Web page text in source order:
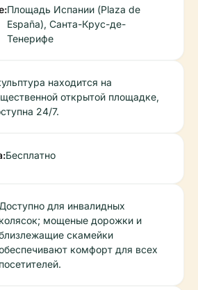
Площадь Испании (Plaza de
España), Санта-Крус-де-
Тенерифе
находится на
открытой площадке,
24/7.
Бесплатно
Доступно для инвалидных
колясок; мощеные дорожки и
скамейки
комфорт для всех
посетителей.